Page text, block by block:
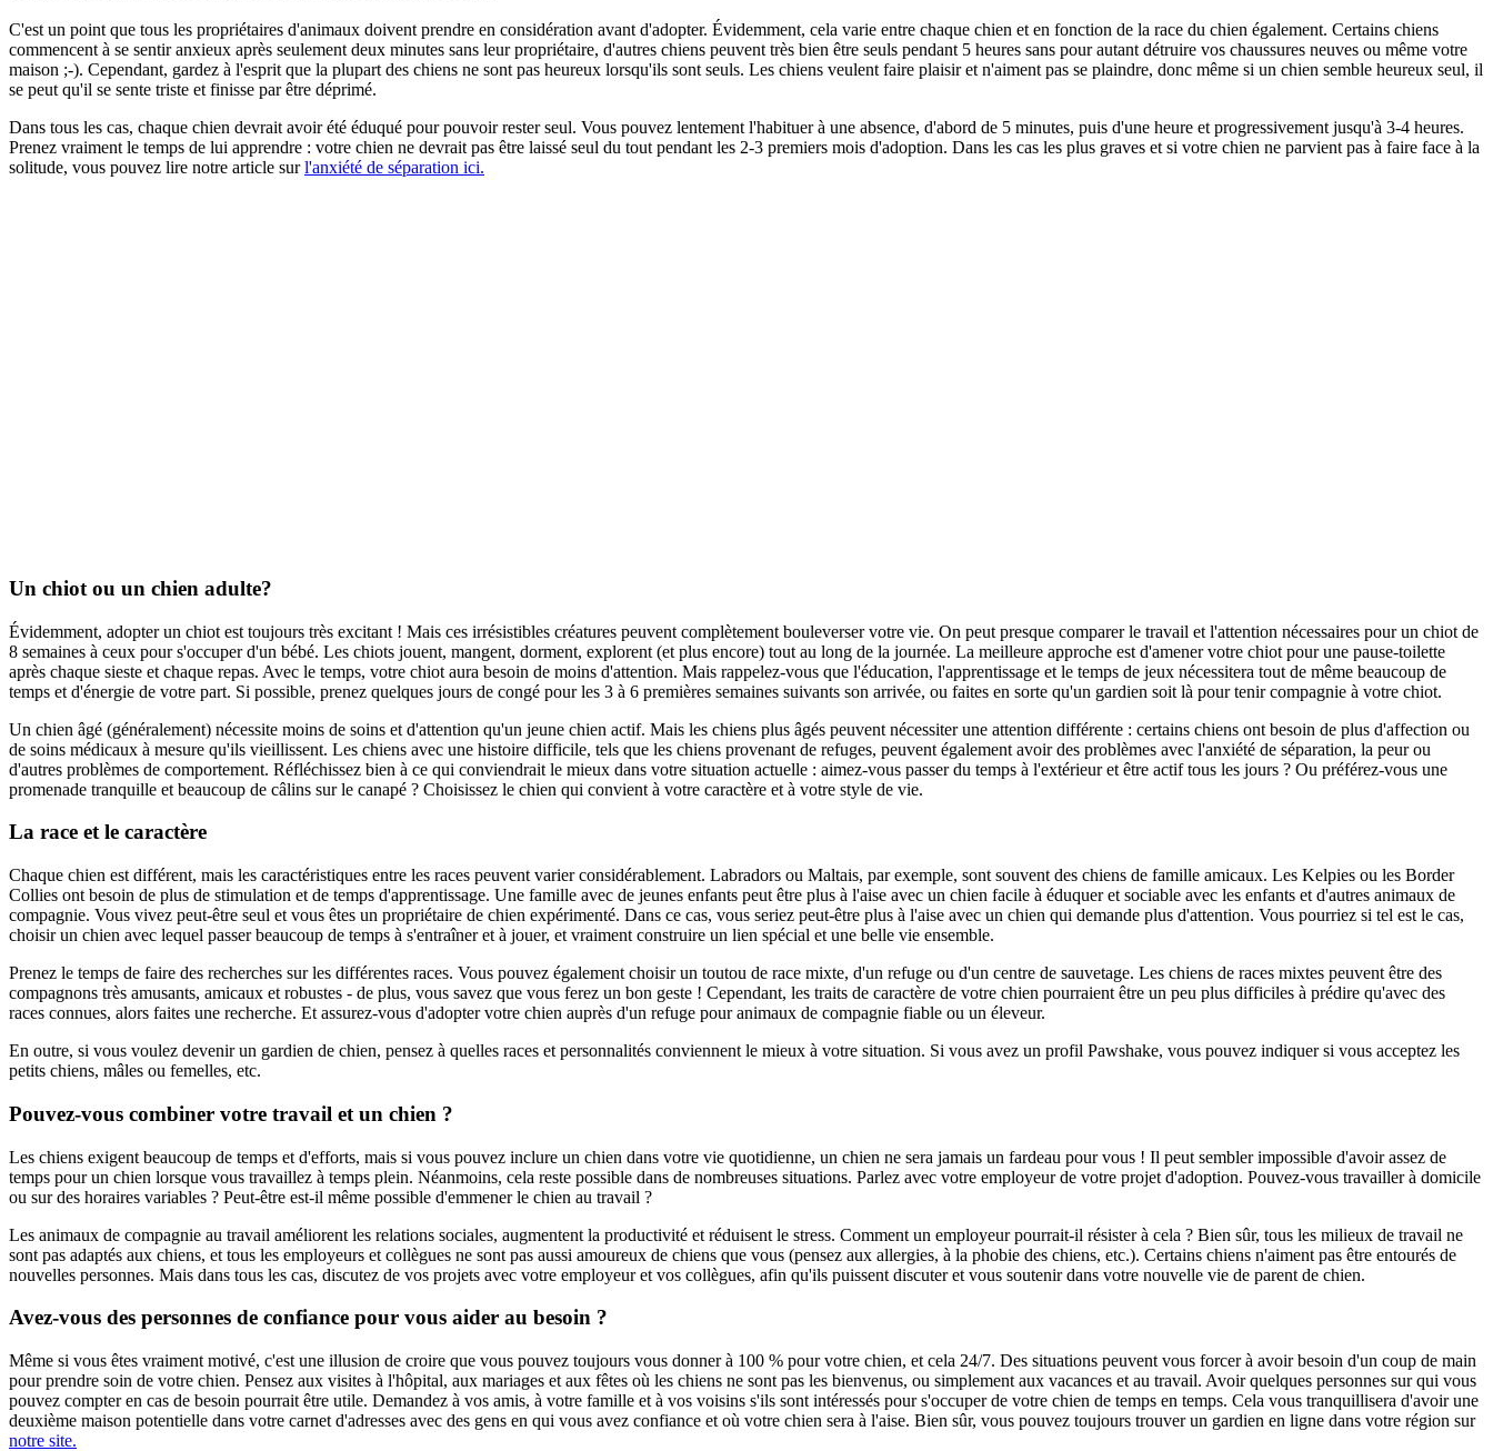
C'est un point que tous les propriétaires d'animaux doivent prendre en considération avant d'adopter. Évidemment, cela varie entre chaque chien et en fonction de la race du chien également. Certains chiens
commencent à se sentir anxieux après seulement deux minutes sans leur propriétaire, d'autres chiens peuvent très bien être seuls pendant 5 heures sans pour autant détruire vos chaussures neuves ou même votre
maison ;-). Cependant, gardez à l'esprit que la plupart des chiens ne sont pas heureux lorsqu'ils sont seuls. Les chiens veulent faire plaisir et n'aiment pas se plaindre, donc même si un chien semble heureux seul, il
se peut qu'il se sente triste et finisse par être déprimé.
Dans tous les cas, chaque chien devrait avoir été éduqué pour pouvoir rester seul. Vous pouvez lentement l'habituer à une absence, d'abord de 5 minutes, puis d'une heure et progressivement jusqu'à 3-4 heures.
Prenez vraiment le temps de lui apprendre : votre chien ne devrait pas être laissé seul du tout pendant les 2-3 premiers mois d'adoption. Dans les cas les plus graves et si votre chien ne parvient pas à faire face à la
solitude, vous pouvez lire notre article surl'anxiété de séparation ici.
Un chiot ou un chien adulte?
Évidemment, adopter un chiot est toujours très excitant ! Mais ces irrésistibles créatures peuvent complètement bouleverser votre vie. On peut presque comparer le travail et l'attention nécessaires pour un chiot de
8 semaines à ceux pour s'occuper d'un bébé. Les chiots jouent, mangent, dorment, explorent (et plus encore) tout au long de la journée. La meilleure approche est d'amener votre chiot pour une pause-toilette
après chaque sieste et chaque repas. Avec le temps, votre chiot aura besoin de moins d'attention. Mais rappelez-vous que l'éducation, l'apprentissage et le temps de jeux nécessitera tout de même beaucoup de
temps et d'énergie de votre part. Si possible, prenez quelques jours de congé pour les 3 à 6 premières semaines suivants son arrivée, ou faites en sorte qu'un gardien soit là pour tenir compagnie à votre chiot.
Un chien âgé (généralement) nécessite moins de soins et d'attention qu'un jeune chien actif. Mais les chiens plus âgés peuvent nécessiter une attention différente : certains chiens ont besoin de plus d'affection ou
de soins médicaux à mesure qu'ils vieillissent. Les chiens avec une histoire difficile, tels que les chiens provenant de refuges, peuvent également avoir des problèmes avec l'anxiété de séparation, la peur ou
d'autres problèmes de comportement. Réfléchissez bien à ce qui conviendrait le mieux dans votre situation actuelle : aimez-vous passer du temps à l'extérieur et être actif tous les jours ? Ou préférez-vous une
promenade tranquille et beaucoup de câlins sur le canapé ? Choisissez le chien qui convient à votre caractère et à votre style de vie.
La race et le caractère
Chaque chien est différent, mais les caractéristiques entre les races peuvent varier considérablement. Labradors ou Maltais, par exemple, sont souvent des chiens de famille amicaux. Les Kelpies ou les Border
Collies ont besoin de plus de stimulation et de temps d'apprentissage. Une famille avec de jeunes enfants peut être plus à l'aise avec un chien facile à éduquer et sociable avec les enfants et d'autres animaux de
compagnie. Vous vivez peut-être seul et vous êtes un propriétaire de chien expérimenté. Dans ce cas, vous seriez peut-être plus à l'aise avec un chien qui demande plus d'attention. Vous pourriez si tel est le cas,
choisir un chien avec lequel passer beaucoup de temps à s'entraîner et à jouer, et vraiment construire un lien spécial et une belle vie ensemble.
Prenez le temps de faire des recherches sur les différentes races. Vous pouvez également choisir un toutou de race mixte, d'un refuge ou d'un centre de sauvetage. Les chiens de races mixtes peuvent être des
compagnons très amusants, amicaux et robustes - de plus, vous savez que vous ferez un bon geste ! Cependant, les traits de caractère de votre chien pourraient être un peu plus difficiles à prédire qu'avec des
races connues, alors faites une recherche. Et assurez-vous d'adopter votre chien auprès d'un refuge pour animaux de compagnie fiable ou un éleveur.
En outre, si vous voulez devenir un gardien de chien, pensez à quelles races et personnalités conviennent le mieux à votre situation. Si vous avez un profil Pawshake, vous pouvez indiquer si vous acceptez les
petits chiens, mâles ou femelles, etc.
Pouvez-vous combiner votre travail et un chien ?
Les chiens exigent beaucoup de temps et d'efforts, mais si vous pouvez inclure un chien dans votre vie quotidienne, un chien ne sera jamais un fardeau pour vous ! Il peut sembler impossible d'avoir assez de
temps pour un chien lorsque vous travaillez à temps plein. Néanmoins, cela reste possible dans de nombreuses situations. Parlez avec votre employeur de votre projet d'adoption. Pouvez-vous travailler à domicile
ou sur des horaires variables ? Peut-être est-il même possible d'emmener le chien au travail ?
Les animaux de compagnie au travail améliorent les relations sociales, augmentent la productivité et réduisent le stress. Comment un employeur pourrait-il résister à cela ? Bien sûr, tous les milieux de travail ne
sont pas adaptés aux chiens, et tous les employeurs et collègues ne sont pas aussi amoureux de chiens que vous (pensez aux allergies, à la phobie des chiens, etc.). Certains chiens n'aiment pas être entourés de
nouvelles personnes. Mais dans tous les cas, discutez de vos projets avec votre employeuret vos collègues, afin qu'ils puissent discuter et vous soutenir dans votre nouvelle vie de parent de chien.
Avez-vous des personnes de confiance pour vous aider au besoin ?
Même si vous êtes vraiment motivé, c'est une illusion de croire que vous pouvez toujours vous donner à 100 % pour votre chien, et cela 24/7. Des situations peuvent vous forcer à avoir besoin d'un coup de main
pour prendre soin de votre chien. Pensez aux visites à l'hôpital, aux mariages et aux fêtes où les chiens ne sont pas les bienvenus, ou simplement aux vacances et au travail. Avoir quelques personnes sur qui vous
pouvez compter en cas de besoin pourrait être utile. Demandez à vos amis, à votre famille et à vos voisins s'ils sont intéressés pour s'occuper de votre chien de temps en temps. Cela vous tranquillisera d'avoir une
deuxième maison potentielle dans votre carnet d'adresses avec des gens en qui vous avez confiance et où votre chien sera à l'aise. Bien sûr, vous pouvez toujours trouver un gardien en ligne dans votre région sur
notre site.